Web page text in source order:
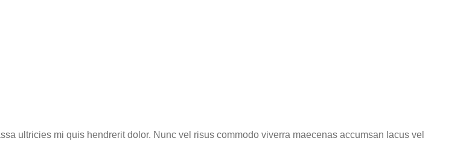
ultricies mi quis hendrerit dolor. Nunc vel risus commodo viverra maecenas accumsan lacus vel